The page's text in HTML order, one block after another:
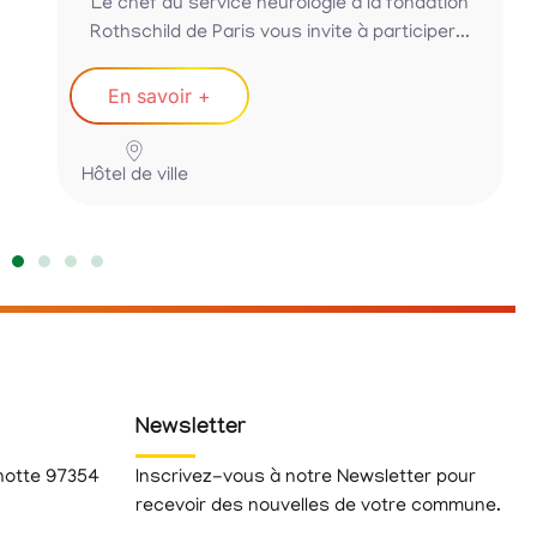
Le chef du service neurologie à la fondation
Rothschild de Paris vous invite à participer...
En savoir +
Hôtel de ville
97354
Newsletter
Inscrivez-vous à notre Newsletter pour
recevoir des nouvelles de votre commune.